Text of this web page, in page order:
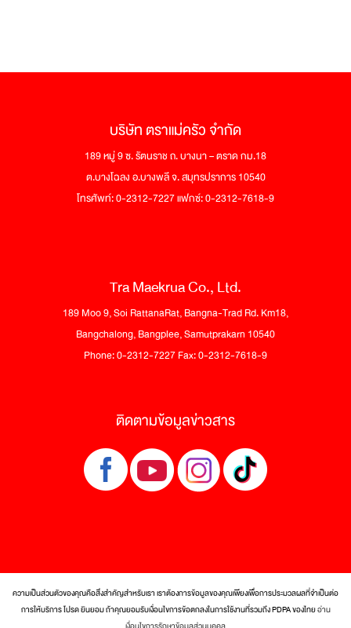
ความเป็นส่วนตัวของคุณคือสิ่งสำคัญสำหรับเรา เราต้องการข้อมูลของคุณเพียงเพื่อการประมวลผลที่จำเป็นต่อ
การให้บริการ โปรด ยินยอม ถ้าคุณยอมรับเงื่อนไขการข้อตกลงในการใช้งานที่รวมถึง PDPA ของไทยอ่าน
บริษัท ตราแม่ครัว จำกัด
189 หมู่ 9 ซ. รัตนราช ถ. บางนา – ตราด กม.18
ต.บางโฉลง อ.บางพลี จ. สมุทรปราการ 10540
โทรศัพท์: 0-2312-7227 แฟกซ์: 0-2312-7618-9
Tra Maekrua Co., Ltd.
189 Moo 9, Soi RattanaRat, Bangna-Trad Rd. Km18,
Bangchalong, Bangplee, Samutprakarn 10540
Phone: 0-2312-7227 Fax: 0-2312-7618-9
ติดตามข้อมูลข่าวสาร
© 2017 Tra Maekrua Co., Ltd. All rights reserved.